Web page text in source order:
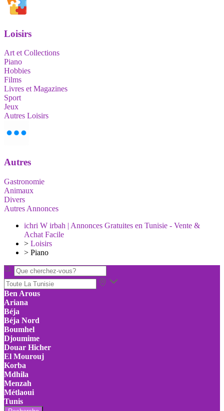
Loisirs
Art et Collections
Piano
Hobbies
Films
Livres et Magazines
Sport
Jeux
Autres Loisirs
Autres
Gastronomie
Animaux
Divers
Autres Annonces
ichri W irbah | Annonces Gratuites en Tunisie - Vente &
Achat Facile
> Loisirs
> Piano
Ben Arous
Ariana
Béja
Béja Nord
Boumhel
Djoumime
Douar Hicher
El Mourouj
Korba
Mdhila
Menzah
Métlaoui
Tunis